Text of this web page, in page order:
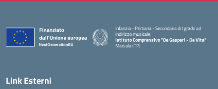
Infanzia - Primaria - Secondaria di I grado ad
indirizzo musicale
Istituto Comprensivo "De Gasperi - De Vita"
Marsala (TP)
Link Esterni